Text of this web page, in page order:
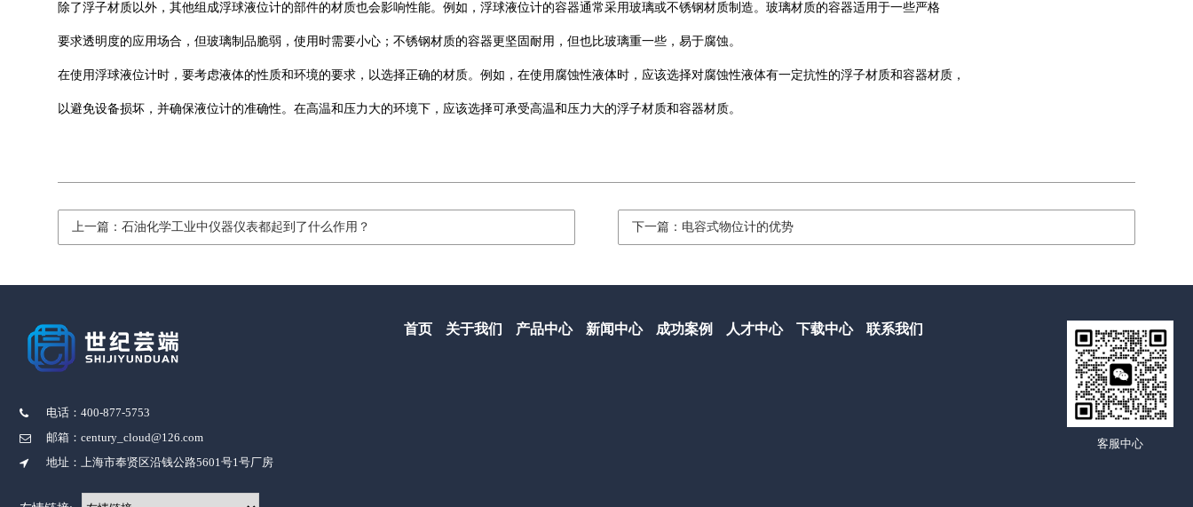
除了浮子材质以外，其他组成浮球液位计的部件的材质也会影响性能。例如，浮球液位计的容器通常采用玻璃或不锈钢材质制造。玻璃材质的容器适用于一些严格
要求透明度的应用场合，但玻璃制品脆弱，使用时需要小心；不锈钢材质的容器更坚固耐用，但也比玻璃重一些，易于腐蚀。
在使用浮球液位计时，要考虑液体的性质和环境的要求，以选择正确的材质。例如，在使用腐蚀性液体时，应该选择对腐蚀性液体有一定抗性的浮子材质和容器材质，
以避免设备损坏，并确保液位计的准确性。在高温和压力大的环境下，应该选择可承受高温和压力大的浮子材质和容器材质。
上一篇：石油化学工业中仪器仪表都起到了什么作用？ 下一篇：电容式物位计的优势
电话：400-877-5753
邮箱：century_cloud@126.com
地址：上海市奉贤区沿钱公路5601号1号厂房
首页 关于我们 产品中心 新闻中心 成功案例 人才中心 下载中心 联系我们
客服中心